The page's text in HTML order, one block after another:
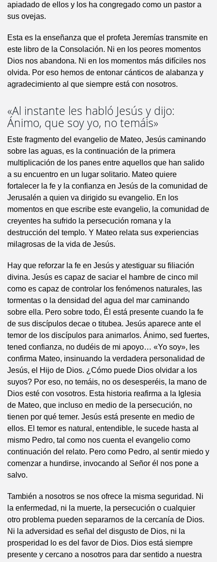
apiadado de ellos y los ha congregado como un pastor a
sus ovejas.
Esta es la enseñanza que el profeta Jeremías transmite en
este libro de la Consolación. Ni en los peores momentos
Dios nos abandona. Ni en los momentos más difíciles nos
olvida. Por eso hemos de entonar cánticos de alabanza y
agradecimiento al que siempre está con nosotros.
«Al instante les habló Jesús y dijo:
Ánimo, que soy yo, no temáis»
Este fragmento del evangelio de Mateo, Jesús caminando
sobre las aguas, es la continuación de la primera
multiplicación de los panes entre aquellos que han salido
a su encuentro en un lugar solitario. Mateo quiere
fortalecer la fe y la confianza en Jesús de la comunidad de
Jerusalén a quien va dirigido su evangelio. En los
momentos en que escribe este evangelio, la comunidad de
creyentes ha sufrido la persecución romana y la
destrucción del templo. Y Mateo relata sus experiencias
milagrosas de la vida de Jesús.
Hay que reforzar la fe en Jesús y atestiguar su filiación
divina. Jesús es capaz de saciar el hambre de cinco mil
como es capaz de controlar los fenómenos naturales, las
tormentas o la densidad del agua del mar caminando
sobre ella. Pero sobre todo, Él está presente cuando la fe
de sus discípulos decae o titubea. Jesús aparece ante el
temor de los discípulos para animarlos. Ánimo, sed fuertes,
tened confianza, no dudéis de mi apoyo… «Yo soy», les
confirma Mateo, insinuando la verdadera personalidad de
Jesús, el Hijo de Dios. ¿Cómo puede Dios olvidar a los
suyos? Por eso, no temáis, no os desesperéis, la mano de
Dios esté con vosotros. Esta historia reafirma a la Iglesia
de Mateo, que incluso en medio de la persecución, no
tienen por qué temer. Jesús está presente en medio de
ellos. El temor es natural, entendible, le sucede hasta al
mismo Pedro, tal como nos cuenta el evangelio como
continuación del relato. Pero como Pedro, al sentir miedo y
comenzar a hundirse, invocando al Señor él nos pone a
salvo.
También a nosotros se nos ofrece la misma seguridad. Ni
la enfermedad, ni la muerte, la persecución o cualquier
otro problema pueden separarnos de la cercanía de Dios.
Ni la adversidad es señal del disgusto de Dios, ni la
prosperidad lo es del favor de Dios. Dios está siempre
presente y cercano a nosotros para dar sentido a nuestra